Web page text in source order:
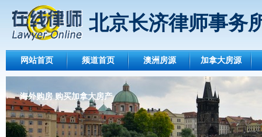
北京长济律师事务
网站首页 频道首页 澳洲房源 加拿大房源
海外购房 购买加拿大房产